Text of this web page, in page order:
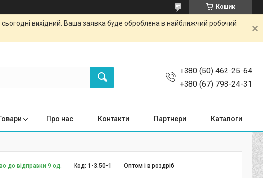
Кошик
вихідний. Ваша заявка буде оброблена в найближчий робочий
+380 (50) 462-25-64
+380 (67) 798-24-31
Про нас Контакти Партнери Каталоги
до відправки 9 од. Оптом і в роздріб
Код:1-3.50-1